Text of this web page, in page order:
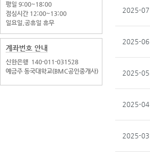
평일 9:00~18:00
점심시간 12:00~13:00
일요일.공휴일 휴무
계좌번호 안내
신한은행 140-011-031528
예금주 동국대학교(BMC공인중개사)
2025-07
2025-06
2025-05
2025-04
2025-03